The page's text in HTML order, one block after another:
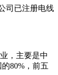
司已注册电线
，主要是中
80%，前五